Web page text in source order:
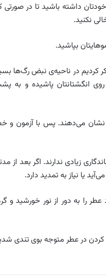
داشته باشید تا در صورتی
نکنید.
بپاشید.
در ناحیه‌ی نبض رگ‌ها
انگشتانتان پاشیده و به
می‌دهند. پس با آزمون و
زیادی ندارند. اگر بعد از
یا نیاز به تمدید دارد.
را به دور از نور خورشید و
کردن در عطر متوجه بوی تندی